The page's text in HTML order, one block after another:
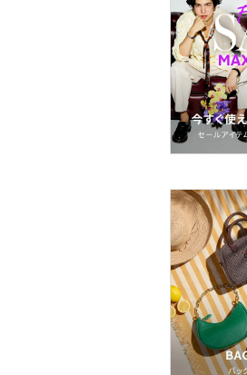
ペット用品
福袋・ギフト